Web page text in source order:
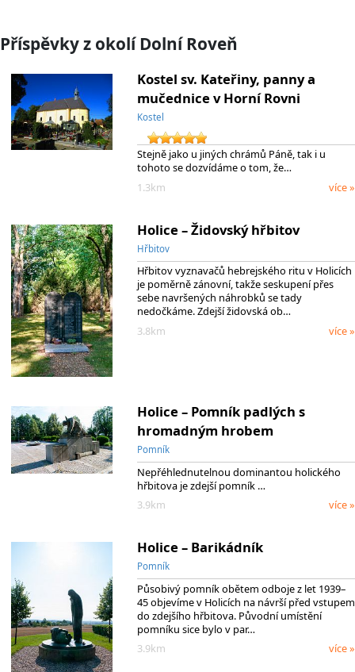
Příspěvky z okolí Dolní Roveň
Kostel sv. Kateřiny, panny a
mučednice v Horní Rovni
Kostel
Stejně jako u jiných chrámů Páně, tak i u
tohoto se dozvídáme o tom, že…
1.3km
více »
Holice – Židovský hřbitov
Hřbitov
Hřbitov vyznavačů hebrejského ritu v Holicích
je poměrně zánovní, takže seskupení přes
sebe navršených náhrobků se tady
nedočkáme. Zdejší židovská ob…
3.8km
více »
Holice – Pomník padlých s
hromadným hrobem
Pomník
Nepřéhlednutelnou dominantou holického
hřbitova je zdejší pomník …
3.9km
více »
Holice – Barikádník
Pomník
Působivý pomník obětem odboje z let 1939–
45 objevíme v Holicích na návrší před vstupem
do zdejšího hřbitova. Původní umístění
pomníku sice bylo v par…
3.9km
více »